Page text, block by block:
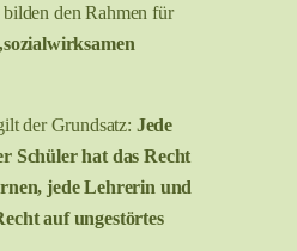
bilden den Rahmen für
der Grundsatz: Jede
Schüler hat das Recht
jede Lehrerin und
auf ungestörtes